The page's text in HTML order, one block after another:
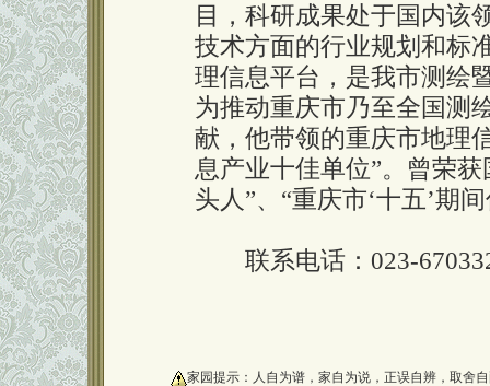
目，科研成果处于国内该
技术方面的行业规划和标
理信息平台，是我市测绘
为推动重庆市乃至全国测
献，他带领的重庆市地理
息产业十佳单位”。曾荣
头人”、“重庆市‘十五’期
联系电话：023-
家园提示：人自为谱，家自为说，正误自辨，取舍